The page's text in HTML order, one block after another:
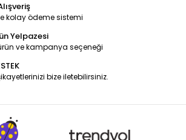
kolay ödeme sistemi
Yelpazesi
ve kampanya seçeneği
bize iletebilirsiniz.